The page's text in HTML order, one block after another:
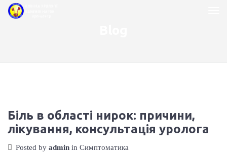
Біль в області нирок: причини,
лікування, консультація уролога
Posted by admin in Симптоматика